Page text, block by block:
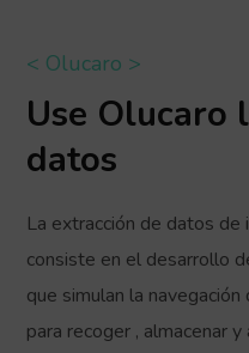
< Olucaro >
Use Olucaro
datos
La extracción de datos
consiste en el desarrollo
que simulan la
para recoger , almacenar